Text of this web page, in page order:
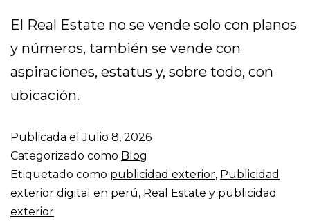
El Real Estate no se vende solo con planos
y números, también se vende con
aspiraciones, estatus y, sobre todo, con
ubicación.
Publicada elJulio 8, 2026
Categorizado como Blog
Etiquetado como publicidad exterior, Publicidad
exterior digital en perú, Real Estate y publicidad
exterior